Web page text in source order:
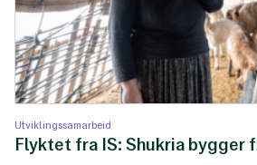
Utviklingssamarbeid
Flyktet fra IS: Shukria bygger